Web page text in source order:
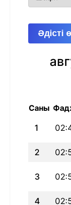
Әдісті
Саны
1
2
3
4